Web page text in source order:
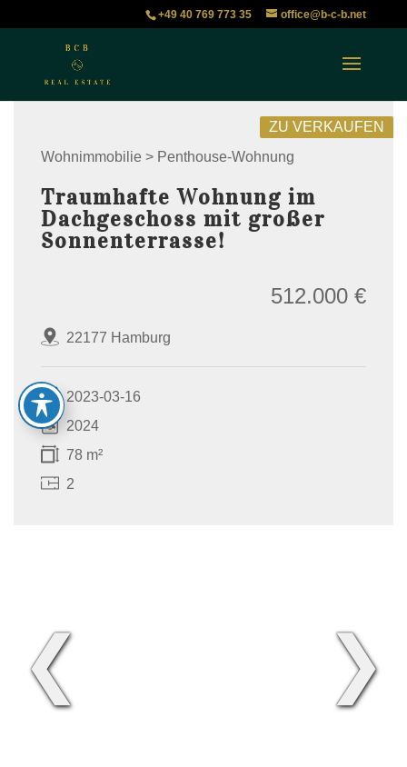
+49 40 769 773 35 office@b-c-b.net
Wohnimmobilie > Penthouse-Wohnung
ZU VERKAUFEN
Traumhafte Wohnung im
Dachgeschoss mit großer
Sonnenterrasse!
22177 Hamburg
512.000 €
2023-03-16
2024
78 m²
2
❮ ❯